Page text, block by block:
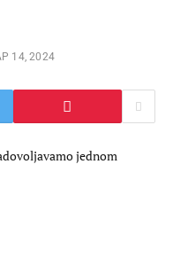
14, 2024